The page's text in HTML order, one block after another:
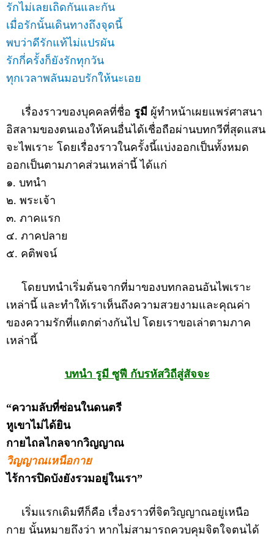
รักไม่เลยเถิดกันและกัน
เมื่อรักนั้นเดินทางถึงจุดนี้
พบว่าดีรักแท้ไม่แปรผัน
รักกี่ครั้งก็ยังรักทุกวัน
ทุกเวลาพลันมอบรักให้นะเอย
เรื่องราวของบุคคลที่ชื่อ รูมี ผู้ทำหน้าเผยแพร่ศาสนา
อิสลามของตนเองให้คนอื่นได้เชื่อถือผ่านบทกวีที่สุดแสน
จะไพเราะ โดยเรื่องราวในครั้งนี้แบ่งออกเป็นทั้งหมด
ออกเป็นตามภาคส่วนเหล่านี้ ได้แก่
๑. บทนำ
๒. พระเจ้า
๓. ภาคแรก
๔. ภาคปลาย
๕. คติพจน์
โดยบทนำเริ่มต้นจากที่มาของบทกลอนอันไพเราะ
เหล่านี้ และทำให้เราเห็นถึงความสวยงามและคุณค่า
ของความรักที่แตกต่างกันไป โดยเราขอเล่าตามภาค
เหล่านี้
บทนำ รูมี ซูฟี กับรหัสวิถีสู่สัจจะ
“ความลับที่ซ่อนในดนตรี
หูเขาไม่ได้ยิน
กายไถลไกลจากวิญญาณ
วิญญาณเหนือกาย
ไร้การปิดบังยังรวมอยู่ในเรา”
เริ่มแรกเดิมทีก็คือ เรื่องราวที่จิตวิญญาณอยู่เหนือ
กาย นั้นหมายถึงว่า หากไม่สามารถควบคุมจิตใจตนได้